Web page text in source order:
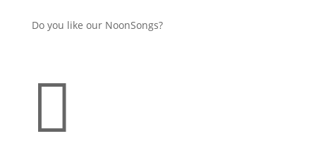
Do you like our NoonSongs?
